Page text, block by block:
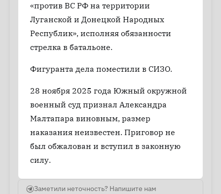
«против ВС РФ на территории
Луганской и Донецкой Народных
Республик», исполняя обязанности
стрелка в батальоне.
Фигуранта дела поместили в СИЗО.
28 ноября 2025 года Южный окружной
военный суд признал Александра
Малтапара виновным, размер
наказания неизвестен. Приговор не
был обжалован и вступил в законную
силу.
Заметили неточность? Напишите нам